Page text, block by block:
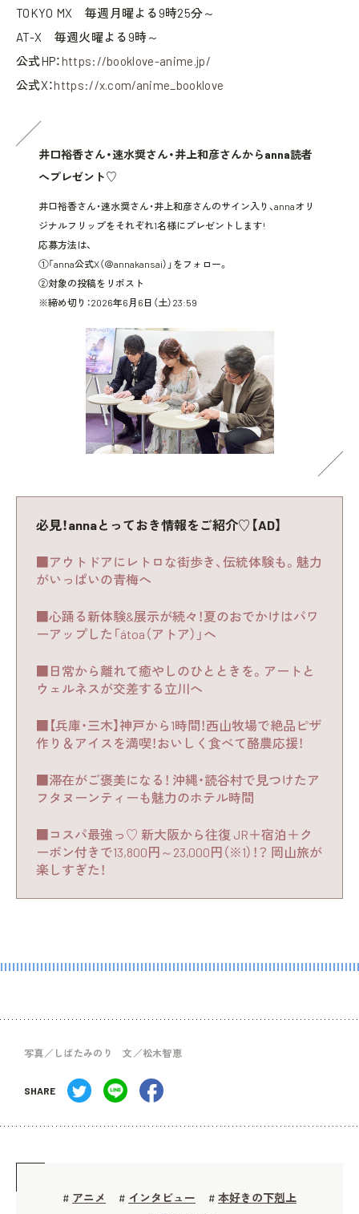
TOKYO MX 毎週月曜よる9時25分～
AT-X 毎週火曜よる9時～
公式HP：https://booklove-anime.jp/
公式X：https://x.com/anime_booklove
井口裕香さん・速水奨さん・井上和彦さんからanna読者
へプレゼント♡
井口裕香さん・速水奨さん・井上和彦さんのサイン入り、annaオリ
ジナルフリップをそれぞれ1名様にプレゼントします!
応募方法は、
①「anna公式X（＠annakansai）」をフォロー。
②対象の投稿をリポスト
※締め切り：2026年6月6日（土）23:59
必見！annaとっておき情報をご紹介♡【AD】
■アウトドアにレトロな街歩き、伝統体験も。魅力
がいっぱいの青梅へ
■心踊る新体験&展示が続々！夏のおでかけはパワ
ーアップした「átoa（アトア）」へ
■日常から離れて癒やしのひとときを。アートと
ウェルネスが交差する立川へ
■【兵庫・三木】神戸から1時間！西山牧場で絶品ピザ
作り＆アイスを満喫！おいしく食べて酪農応援！
■滞在がご褒美になる！ 沖縄・読谷村で見つけたア
フタヌーンティーも魅力のホテル時間
■コスパ最強っ♡ 新大阪から往復 JR＋宿泊＋ク
ーポン付きで13,800円～23,000円（※1）！？ 岡山旅が
楽しすぎた！
写真／しばたみのり 文／松木智恵
SHARE
# アニメ # インタビュー # 本好きの下剋上